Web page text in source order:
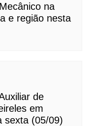
na
e região nesta
de
em
sexta (05/09)